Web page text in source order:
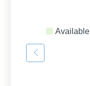
Available